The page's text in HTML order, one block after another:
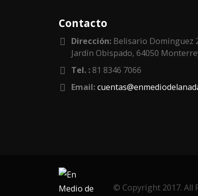
Contacto
Dirección: Belisario Domínguez
Jardín Obispado, 64050
Tel. : 81 8346 7066
Email:
© Copyright 2017. All